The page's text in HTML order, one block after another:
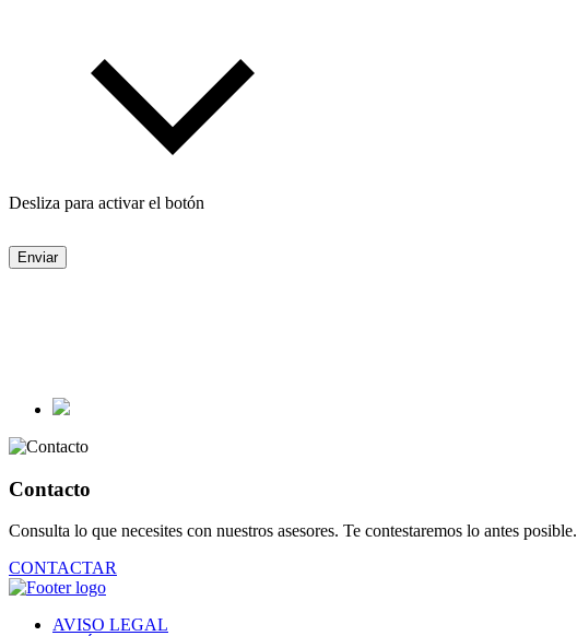
Desliza para activar el botón
Enviar
Contacto
Consulta lo que necesites con nuestros asesores. Te contestaremos lo antes posible.
CONTACTAR
AVISO LEGAL